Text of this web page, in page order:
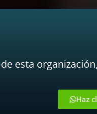
esta
Haz